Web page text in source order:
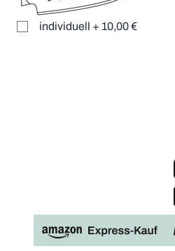
individuell + 10,00 €